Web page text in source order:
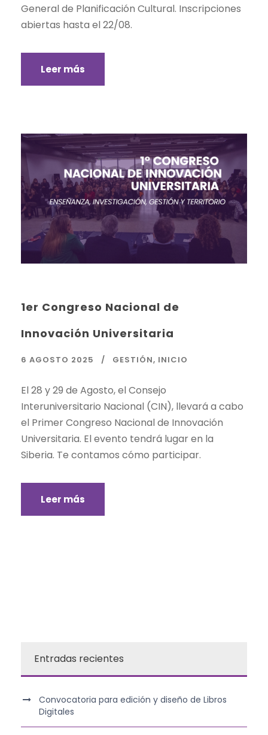
General de Planificación Cultural. Inscripciones
abiertas hasta el 22/08.
Leer más
1er Congreso Nacional de
Innovación Universitaria
6 AGOSTO 2025 GESTIÓN, INICIO
El 28 y 29 de Agosto, el Consejo
Interuniversitario Nacional (CIN), llevará a cabo
el Primer Congreso Nacional de Innovación
Universitaria. El evento tendrá lugar en la
Siberia. Te contamos cómo participar.
Leer más
Entradas recientes
Convocatoria para edición y diseño de Libros
Digitales